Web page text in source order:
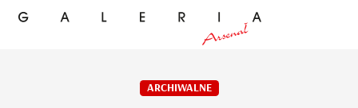
ARCHIWALNE